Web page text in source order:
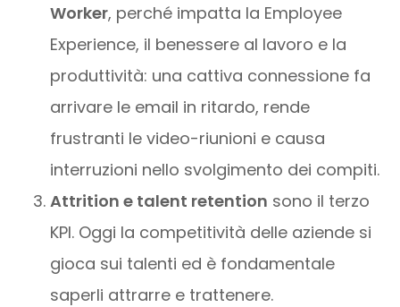
Worker, perché impatta la Employee
Experience, il benessere al lavoro e la
produttività: una cattiva connessione fa
arrivare le email in ritardo, rende
frustranti le video-riunioni e causa
interruzioni nello svolgimento dei compiti.
Attrition e talent retention sono il terzo
KPI. Oggi la competitività delle aziende si
gioca sui talenti ed è fondamentale
saperli attrarre e trattenere.